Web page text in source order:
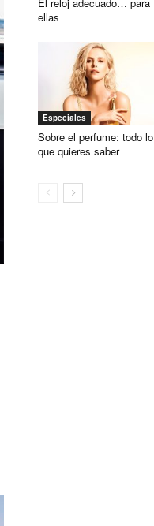
El reloj adecuado… para
ellas
Especiales
Sobre el perfume: todo lo
que quieres saber